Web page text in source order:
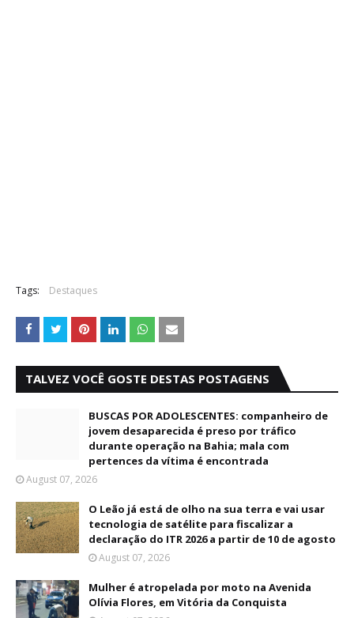
Tags: Destaques
TALVEZ VOCÊ GOSTE DESTAS POSTAGENS
BUSCAS POR ADOLESCENTES: companheiro de
jovem desaparecida é preso por tráfico
durante operação na Bahia; mala com
pertences da vítima é encontrada
August 07, 2026
O Leão já está de olho na sua terra e vai usar
tecnologia de satélite para fiscalizar a
declaração do ITR 2026 a partir de 10 de agosto
August 07, 2026
Mulher é atropelada por moto na Avenida
Olívia Flores, em Vitória da Conquista